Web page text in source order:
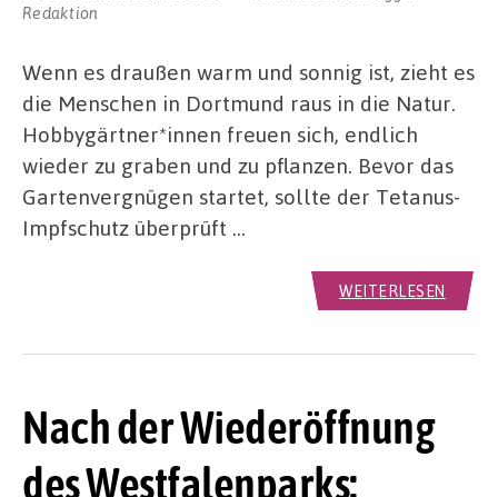
Redaktion
Wenn es draußen warm und sonnig ist, zieht es
die Menschen in Dortmund raus in die Natur.
Hobbygärtner*innen freuen sich, endlich
wieder zu graben und zu pflanzen. Bevor das
Gartenvergnügen startet, sollte der Tetanus-
Impfschutz überprüft …
WEITERLESEN
Nach der Wiederöffnung
des Westfalenparks: